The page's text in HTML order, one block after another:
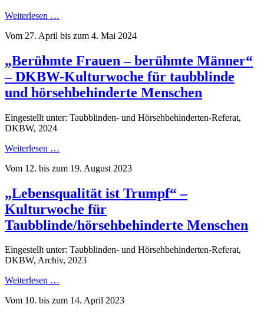
Weiterlesen …
Vom 27. April bis zum 4. Mai 2024
„Berühmte Frauen – berühmte Männer“
– DKBW-Kulturwoche für taubblinde
und hörsehbehinderte Menschen
Eingestellt unter: Taubblinden- und Hörsehbehinderten-Referat,
DKBW, 2024
Weiterlesen …
Vom 12. bis zum 19. August 2023
„Lebensqualität ist Trumpf“ –
Kulturwoche für
Taubblinde/hörsehbehinderte Menschen
Eingestellt unter: Taubblinden- und Hörsehbehinderten-Referat,
DKBW, Archiv, 2023
Weiterlesen …
Vom 10. bis zum 14. April 2023